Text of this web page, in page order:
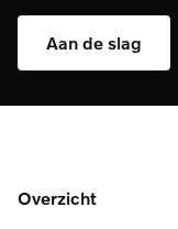
Aan de slag
Overzicht